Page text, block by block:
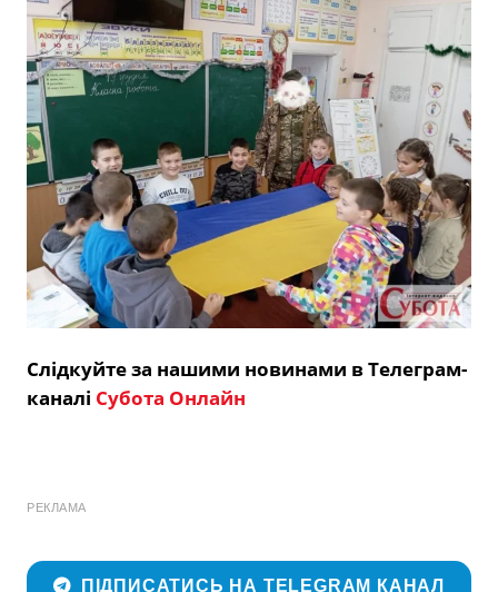
Слідкуйте за нашими новинами в Телеграм-
каналі Субота Онлайн
РЕКЛАМА
ПІДПИСАТИСЬ НА TELEGRAM КАНАЛ